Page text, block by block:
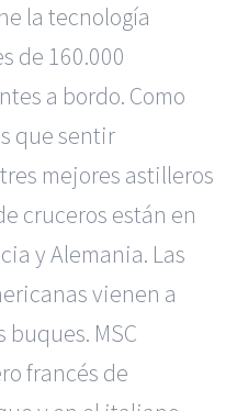
la tecnología
de 160.000
a bordo. Como
que sentir
mejores astilleros
cruceros están en
y Alemania. Las
vienen a
buques. MSC
francés de